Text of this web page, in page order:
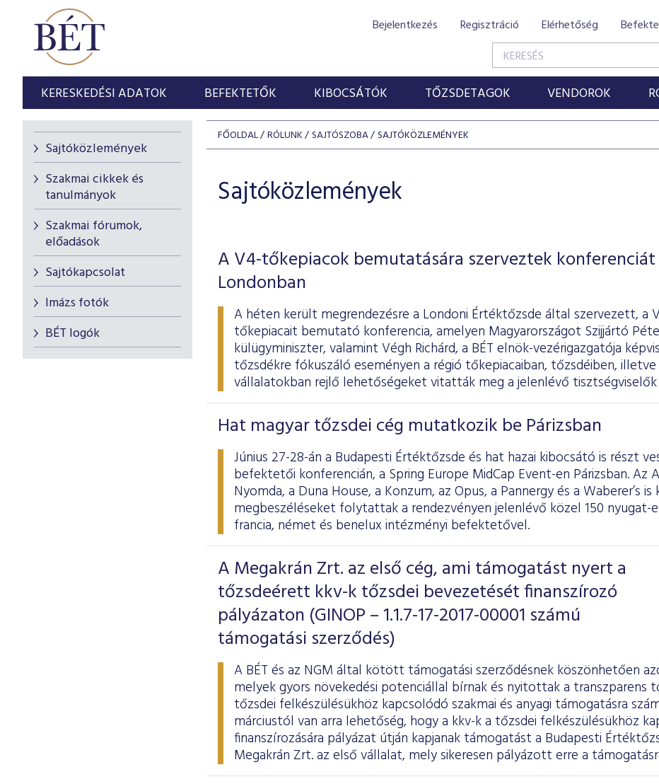
Bejelentkezés Regisztráció Elérhetőség
KERESKEDÉSI ADATOK BEFEKTETŐK KIBOCSÁTÓK TŐZSDETAGOK VENDOROK
Sajtóközlemények
Szakmai cikkek és
tanulmányok
Szakmai fórumok,
előadások
Sajtókapcsolat
Imázs fotók
BÉT logók
FŐOLDAL RÓLUNK SAJTÓSZOBA SAJTÓKÖZLEMÉNYEK
Sajtóközlemények
A V4-tőkepiacok bemutatására szerveztek konferenciát
Londonban
A héten került megrendezésre a Londoni Értéktőzsde által szervezett, a
tőkepiacait bemutató konferencia, amelyen Magyarországot Szijjártó
külügyminiszter, valamint Végh Richárd, a BÉT elnök-vezérigazgatója
tőzsdékre fókuszáló eseményen a régió tőkepiacaiban, tőzsdéiben,
vállalatokban rejlő lehetőségeket vitatták meg a jelenlévő
Hat magyar tőzsdei cég mutatkozik be Párizsban
Június 27-28-án a Budapesti Értéktőzsde és hat hazai kibocsátó is részt
befektetői konferencián, a Spring Europe MidCap Event-en Párizsban. Az
Nyomda, a Duna House, a Konzum, az Opus, a Pannergy és a Waberer’s
megbeszéléseket folytattak a rendezvényen jelenlévő közel 150 nyugat-
francia, német és benelux intézményi befektetővel.
A Megakrán Zrt. az első cég, ami támogatást nyert a
tőzsdeérett kkv-k tőzsdei bevezetését finanszírozó
pályázaton (GINOP – 1.1.7-17-2017-00001 számú
támogatási szerződés)
A BÉT és az NGM által kötött támogatási szerződésnek köszönhetően
melyek gyors növekedési potenciállal bírnak és nyitottak a transzparens
tőzsdei felkészülésükhöz kapcsolódó szakmai és anyagi támogatásra
márciustól van arra lehetőség, hogy a kkv-k a tőzsdei felkészülésükhöz
finanszírozására pályázat útján kapjanak támogatást a Budapesti
Megakrán Zrt. az első vállalat, mely sikeresen pályázott erre a